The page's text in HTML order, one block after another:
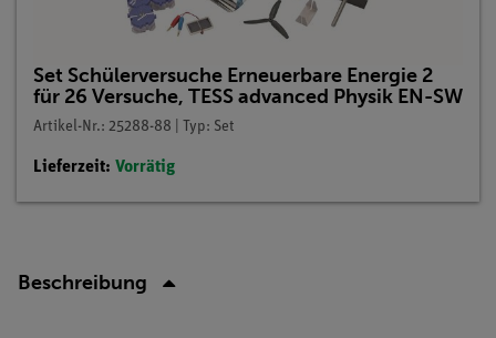
Set Schülerversuche Erneuerbare Energie 2
für 26 Versuche, TESS advanced Physik EN-SW
Artikel-Nr.: 25288-88 | Typ: Set
Lieferzeit: Vorrätig
Beschreibung